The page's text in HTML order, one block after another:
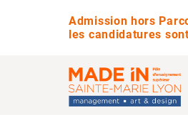
Admission hors
les candidatures